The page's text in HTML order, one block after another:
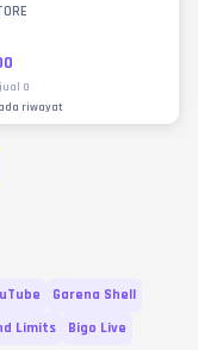
0
riwayat
Garena Shell
Limits
Bigo Live